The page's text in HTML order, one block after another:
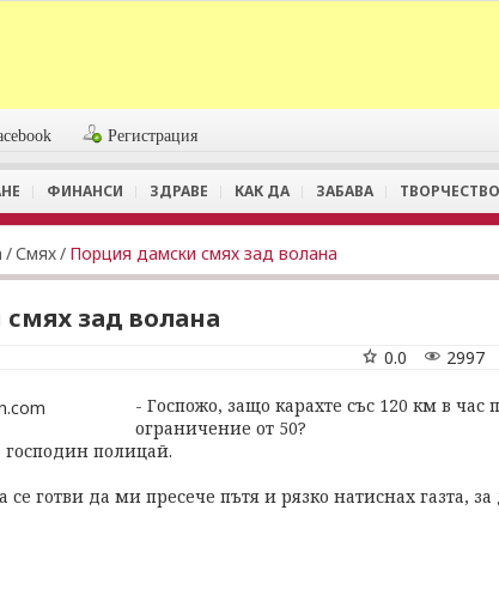
Регистрация
ФИНАНСИ ЗДРАВЕ КАК ДА ЗАБАВА ТВОРЧЕСТВО
/Смях/ Порция дамски смях зад волана
зад волана
2997
0.0
- Госпожо, защо карахте със 120 км в час
ограничение от 50?
полицай.
се готви да ми пресече пътя и рязко натиснах газта, за